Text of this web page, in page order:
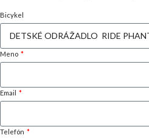
Bicykel
Meno
Email
Telefón